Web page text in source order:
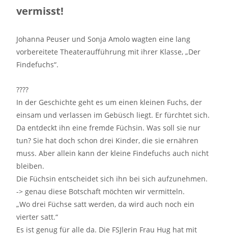
vermisst!
Johanna Peuser und Sonja Amolo wagten eine lang
vorbereitete Theateraufführung mit ihrer Klasse, „Der
Findefuchs“.
????
In der Geschichte geht es um einen kleinen Fuchs, der
einsam und verlassen im Gebüsch liegt. Er fürchtet sich.
Da entdeckt ihn eine fremde Füchsin. Was soll sie nur
tun? Sie hat doch schon drei Kinder, die sie ernähren
muss. Aber allein kann der kleine Findefuchs auch nicht
bleiben.
Die Füchsin entscheidet sich ihn bei sich aufzunehmen.
-> genau diese Botschaft möchten wir vermitteln.
„Wo drei Füchse satt werden, da wird auch noch ein
vierter satt.“
Es ist genug für alle da. Die FSJlerin Frau Hug hat mit